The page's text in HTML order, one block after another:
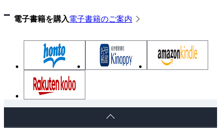
②試験時間
（５）補償リアクトルを用いる場合
演習問題
電子書籍を購入電子書籍のご案内